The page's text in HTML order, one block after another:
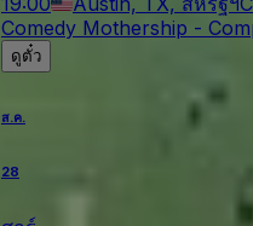
Comedy Mothership -
ดูตั๋ว
ส.ค.
28